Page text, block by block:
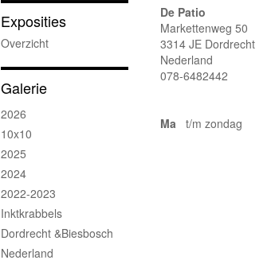
De Patio
Markettenweg 50
3314 JE Dordrecht
Nederland
078-6482442
Ma t/m zondag
Exposities
Overzicht
Galerie
2026
10x10
2025
2024
2022-2023
Inktkrabbels
Dordrecht &Biesbosch
Nederland